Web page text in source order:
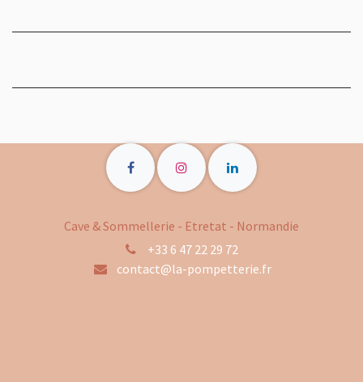
Cave & Sommellerie - Etretat - Normandie
+33 6 47 22 29 72
contact@la-pompetterie.fr